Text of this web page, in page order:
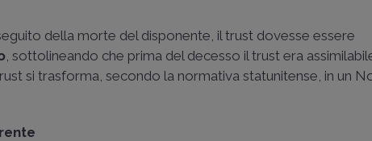
della morte del disponente, il trust dovesse essere
, sottolineando che prima del decesso il trust era
si trasforma, secondo la normativa statunitense, in un